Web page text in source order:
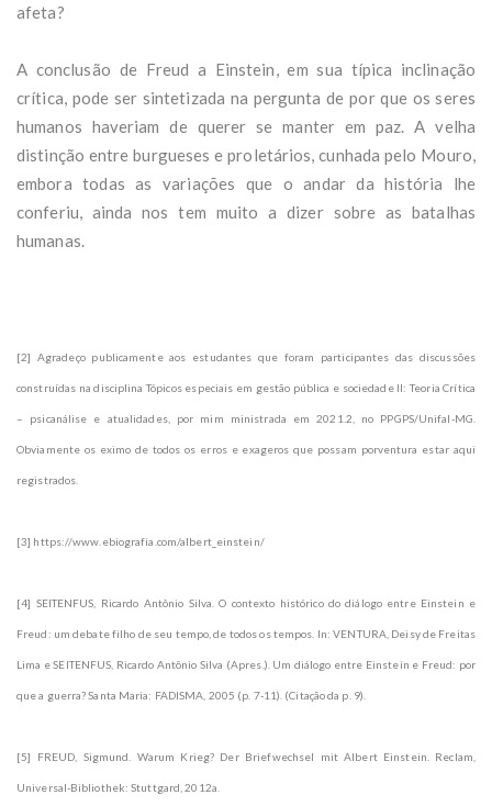
afeta?
A conclusão de Freud a Einstein, em sua típica inclinação
crítica, pode ser sintetizada na pergunta de por que os seres
humanos haveriam de querer se manter em paz. A velha
distinção entre burgueses e proletários, cunhada pelo Mouro,
embora todas as variações que o andar da história lhe
conferiu, ainda nos tem muito a dizer sobre as batalhas
humanas.
[2] Agradeço publicamente aos estudantes que foram participantes das discussões
construídas na disciplina Tópicos especiais em gestão pública e sociedade II: Teoria Crítica
– psicanálise e atualidades, por mim ministrada em 2021.2, no PPGPS/Unifal-MG.
Obviamente os eximo de todos os erros e exageros que possam porventura estar aqui
registrados.
[3] https://www.ebiografia.com/albert_einstein/
[4] SEITENFUS, Ricardo Antônio Silva. O contexto histórico do diálogo entre Einstein e
Freud: um debate filho de seu tempo, de todos os tempos. In: VENTURA, Deisy de Freitas
Lima e SEITENFUS, Ricardo Antônio Silva (Apres.). Um diálogo entre Einstein e Freud: por
que a guerra? Santa Maria: FADISMA, 2005 (p. 7-11). (Citação da p. 9).
[5] FREUD, Sigmund. Warum Krieg? Der Briefwechsel mit Albert Einstein. Reclam,
Universal-Bibliothek: Stuttgard, 2012a.